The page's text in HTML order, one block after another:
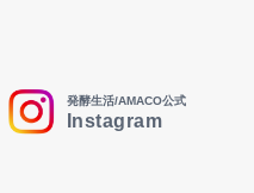
発酵生活/AMACO公式
Instagram